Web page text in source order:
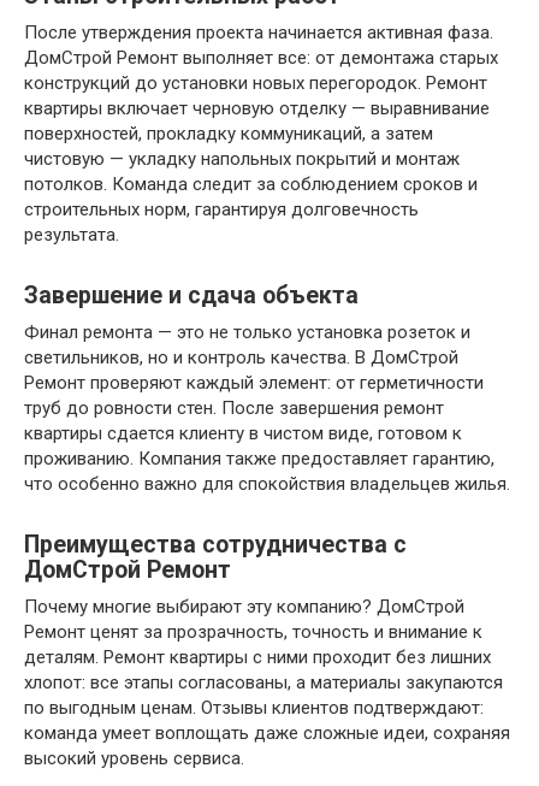
После утверждения проекта начинается активная фаза.
ДомСтрой Ремонт выполняет все: от демонтажа старых
конструкций до установки новых перегородок. Ремонт
квартиры включает черновую отделку — выравнивание
поверхностей, прокладку коммуникаций, а затем
чистовую — укладку напольных покрытий и монтаж
потолков. Команда следит за соблюдением сроков и
строительных норм, гарантируя долговечность
результата.
Завершение и сдача объекта
Финал ремонта — это не только установка розеток и
светильников, но и контроль качества. В ДомСтрой
Ремонт проверяют каждый элемент: от герметичности
труб до ровности стен. После завершения ремонт
квартиры сдается клиенту в чистом виде, готовом к
проживанию. Компания также предоставляет гарантию,
что особенно важно для спокойствия владельцев жилья.
Преимущества сотрудничества с
ДомСтрой Ремонт
Почему многие выбирают эту компанию? ДомСтрой
Ремонт ценят за прозрачность, точность и внимание к
деталям. Ремонт квартиры с ними проходит без лишних
хлопот: все этапы согласованы, а материалы закупаются
по выгодным ценам. Отзывы клиентов подтверждают:
команда умеет воплощать даже сложные идеи, сохраняя
высокий уровень сервиса.